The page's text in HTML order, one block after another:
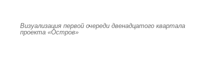
Визуализация первой очереди двенадцатого квартала
проекта «Остров»